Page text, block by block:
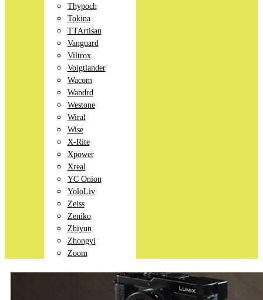
Thypoch
Tokina
TTArtisan
Vanguard
Viltrox
Voigtlander
Wacom
Wandrd
Westone
Wiral
Wise
X-Rite
Xpower
Xreal
YC Onion
YoloLiv
Zeiss
Zeniko
Zhiyun
Zhongyi
Zoom